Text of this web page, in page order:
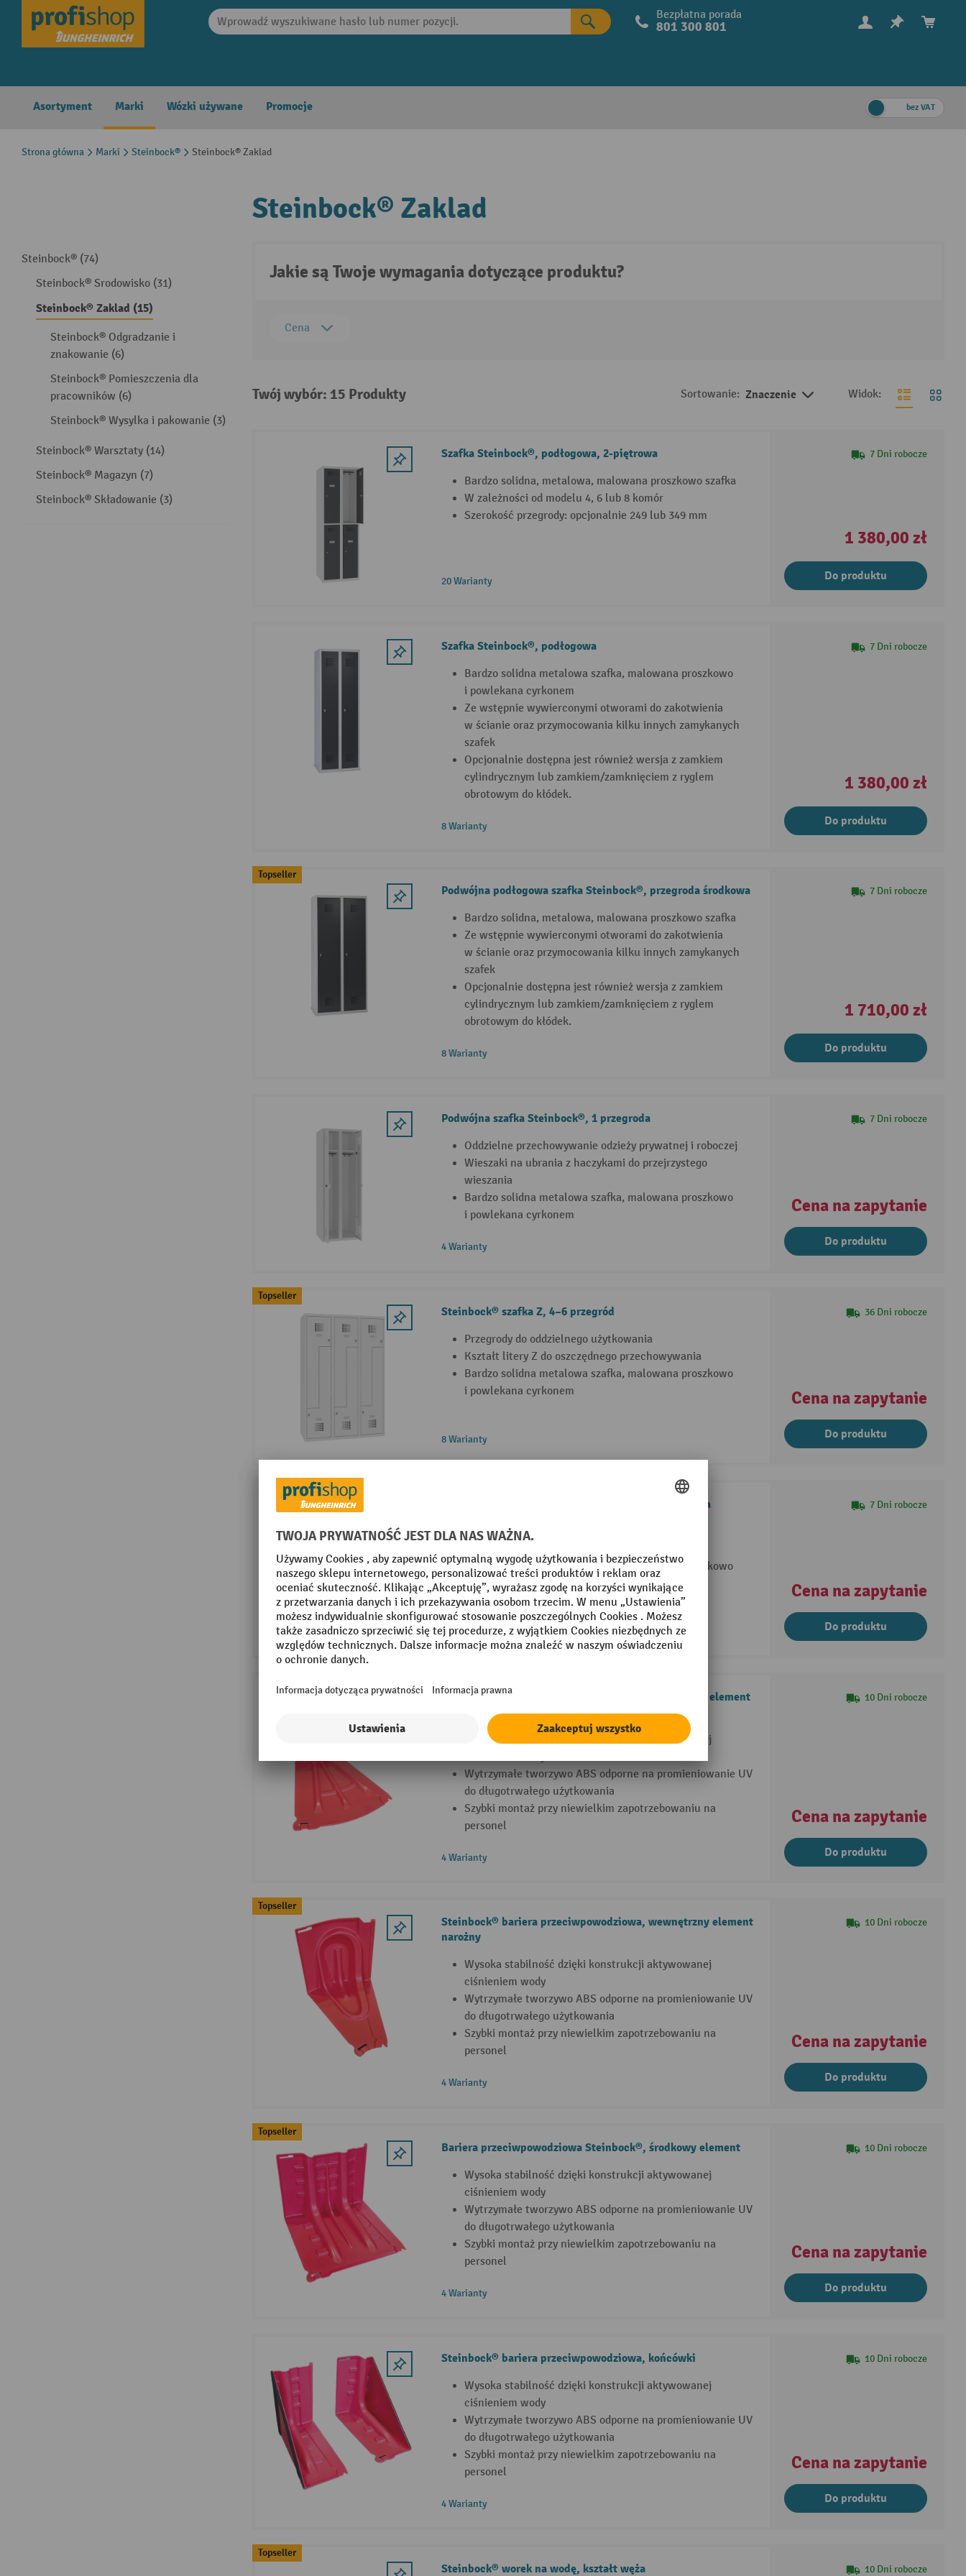
Skip to main navigation Bezpłatna porada
801 300 801
Asortyment Marki Wózki używane Promocje bez VAT
Strona główna Marki Steinbock® Steinbock® Zaklad
Steinbock® (74)
Steinbock® Srodowisko (31)
Steinbock® Zaklad (15)
Steinbock® Odgradzanie i
znakowanie (6)
Steinbock® Pomieszczenia dla
pracowników (6)
Steinbock® Wysylka i pakowanie (3)
Steinbock® Warsztaty (14)
Steinbock® Magazyn (7)
Steinbock® Składowanie (3)
Steinbock® Zaklad
Jakie są Twoje wymagania dotyczące produktu?
Cena
Twój wybór: 15 Produkty Sortowanie: Znaczenie Widok:
Szafka Steinbock®, podłogowa, 2-piętrowa
Bardzo solidna, metalowa, malowana proszkowo szafka
W zależności od modelu 4, 6 lub 8 komór
Szerokość przegrody: opcjonalnie 249 lub 349 mm
20 Warianty
7 Dni robocze
1 380,00 zł
Do produktu
Szafka Steinbock®, podłogowa
Bardzo solidna metalowa szafka, malowana proszkowo
i powlekana cyrkonem
Ze wstępnie wywierconymi otworami do zakotwienia
w ścianie oraz przymocowania kilku innych zamykanych
szafek
Opcjonalnie dostępna jest również wersja z zamkiem
cylindrycznym lub zamkiem/zamknięciem z ryglem
obrotowym do kłódek.
8 Warianty
7 Dni robocze
1 380,00 zł
Do produktu
Topseller
Podwójna podłogowa szafka Steinbock®, przegroda środkowa
Bardzo solidna, metalowa, malowana proszkowo szafka
Ze wstępnie wywierconymi otworami do zakotwienia
w ścianie oraz przymocowania kilku innych zamykanych
szafek
Opcjonalnie dostępna jest również wersja z zamkiem
cylindrycznym lub zamkiem/zamknięciem z ryglem
obrotowym do kłódek.
8 Warianty
7 Dni robocze
1 710,00 zł
Do produktu
Podwójna szafka Steinbock®, 1 przegroda
Oddzielne przechowywanie odzieży prywatnej i roboczej
Wieszaki na ubrania z haczykami do przejrzystego
wieszania
Bardzo solidna metalowa szafka, malowana proszkowo
i powlekana cyrkonem
4 Warianty
7 Dni robocze
Cena na zapytanie
Do produktu
Topseller
Steinbock® szafka Z, 4–6 przegród
Przegrody do oddzielnego użytkowania
Kształt litery Z do oszczędnego przechowywania
Bardzo solidna metalowa szafka, malowana proszkowo
i powlekana cyrkonem
8 Warianty
36 Dni robocze
Cena na zapytanie
Do produktu
Szafa ubraniowo-bieliźniana Steinbock®, 1 przegroda
Oddzielne strefy na odzież i bieliznę
Bardzo solidna metalowa szafka, malowana proszkowo
i powlekana cyrkonem
8 Warianty
7 Dni robocze
Cena na zapytanie
Do produktu
Bariera przeciwpowodziowa Steinbock®, zewnętrzny element
Wysoka stabilność dzięki konstrukcji aktywowanej
Wytrzymałe tworzywo ABS odporne na promieniowanie UV
do długotrwałego użytkowania
Szybki montaż przy niewielkim zapotrzebowaniu na
personel
4 Warianty
10 Dni robocze
Cena na zapytanie
Do produktu
Topseller
Steinbock® bariera przeciwpowodziowa, wewnętrzny element
narożny
Wysoka stabilność dzięki konstrukcji aktywowanej
ciśnieniem wody
Wytrzymałe tworzywo ABS odporne na promieniowanie UV
do długotrwałego użytkowania
Szybki montaż przy niewielkim zapotrzebowaniu na
personel
4 Warianty
10 Dni robocze
Cena na zapytanie
Do produktu
Topseller
Bariera przeciwpowodziowa Steinbock®, środkowy element
Wysoka stabilność dzięki konstrukcji aktywowanej
ciśnieniem wody
Wytrzymałe tworzywo ABS odporne na promieniowanie UV
do długotrwałego użytkowania
Szybki montaż przy niewielkim zapotrzebowaniu na
personel
4 Warianty
10 Dni robocze
Cena na zapytanie
Do produktu
Steinbock® bariera przeciwpowodziowa, końcówki
Wysoka stabilność dzięki konstrukcji aktywowanej
ciśnieniem wody
Wytrzymałe tworzywo ABS odporne na promieniowanie UV
do długotrwałego użytkowania
Szybki montaż przy niewielkim zapotrzebowaniu na
personel
4 Warianty
10 Dni robocze
Cena na zapytanie
Do produktu
Topseller
Steinbock® worek na wodę, kształt węża 10 Dni robocze